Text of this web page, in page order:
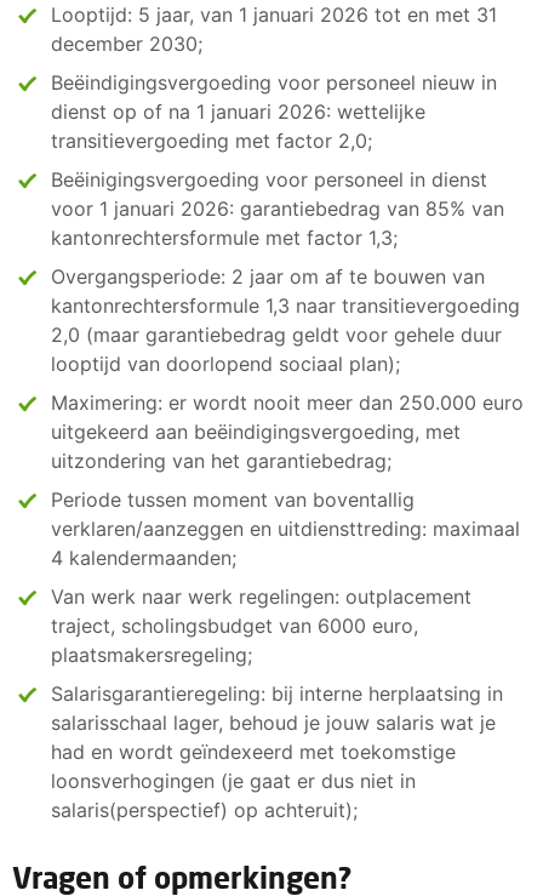
Looptijd: 5 jaar, van 1 januari 2026 tot en met 31
december 2030;
Beëindigingsvergoeding voor personeel nieuw in
dienst op of na 1 januari 2026: wettelijke
transitievergoeding met factor 2,0;
Beëinigingsvergoeding voor personeel in dienst
voor 1 januari 2026: garantiebedrag van 85% van
kantonrechtersformule met factor 1,3;
Overgangsperiode: 2 jaar om af te bouwen van
kantonrechtersformule 1,3 naar transitievergoeding
2,0 (maar garantiebedrag geldt voor gehele duur
looptijd van doorlopend sociaal plan);
Maximering: er wordt nooit meer dan 250.000 euro
uitgekeerd aan beëindigingsvergoeding, met
uitzondering van het garantiebedrag;
Periode tussen moment van boventallig
verklaren/aanzeggen en uitdiensttreding: maximaal
4 kalendermaanden;
Van werk naar werk regelingen: outplacement
traject, scholingsbudget van 6000 euro,
plaatsmakersregeling;
Salarisgarantieregeling: bij interne herplaatsing in
salarisschaal lager, behoud je jouw salaris wat je
had en wordt geïndexeerd met toekomstige
loonsverhogingen (je gaat er dus niet in
salaris(perspectief) op achteruit);
Vragen of opmerkingen?